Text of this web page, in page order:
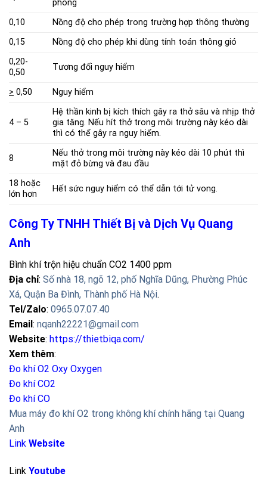
phòng
0,10
Nồng độ cho phép trong trường hợp thông thường
0,15
Nồng độ cho phép khi dùng tính toán thông gió
0,20-
0,50
Tương đối nguy hiểm
> 0,50 Nguy hiểm
4 – 5
Hệ thần kinh bị kích thích gây ra thở sâu và nhịp thở
gia tăng. Nếu hít thở trong môi trường này kéo dài
thì có thể gây ra nguy hiểm.
8
Nếu thở trong môi trường này kéo dài 10 phút thì
mặt đỏ bừng và đau đầu
18 hoặc
lớn hơn
Hết sức nguy hiểm có thể dẫn tới tử vong.
Công Ty TNHH Thiết Bị và Dịch Vụ Quang
Anh
Bình khí trộn hiệu chuẩn CO2 1400 ppm
Địa chỉ: Số nhà 18, ngõ 12, phố Nghĩa Dũng, Phường Phúc
Xá, Quận Ba Đình, Thành phố Hà Nội.
Tel/Zalo: 0965.07.07.40
Email: nqanh22221@gmail.com
Website: https://thietbiqa.com/
Xem thêm:
Đo khí O2 Oxy Oxygen
Đo khí CO2
Đo khí CO
Mua máy đo khí O2 trong không khí chính hãng tại Quang
Anh
Link Website
Link Youtube